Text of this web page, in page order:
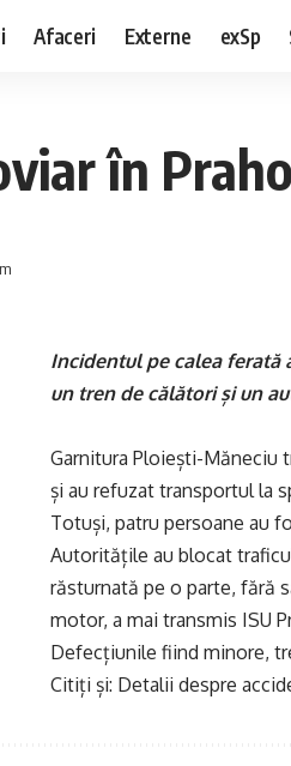
Afaceri Externe exSp
în
Incidentul pe calea ferată
un tren de călători și un
Garnitura Ploiești-Măneciu
și au refuzat transportul la
Totuși, patru persoane au
Autoritățile au blocat
răsturnată pe o parte, fără
motor, a mai transmis ISU
Defecțiunile fiind minore,
Citiți și: Detalii despre